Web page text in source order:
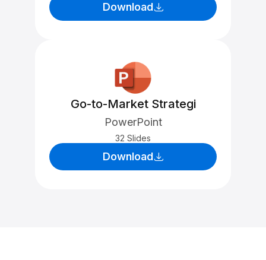
Download
Go-to-Market Strategi
PowerPoint
32 Slides
Download